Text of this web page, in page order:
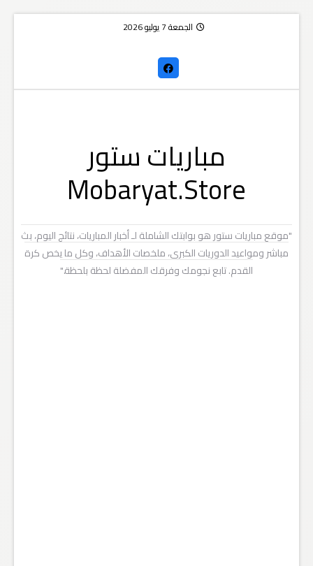
الجمعة 7 يوليو 2026
مباريات ستور
Mobaryat.Store
"موقع مباريات ستور هو بوابتك الشاملة لـ أخبار المباريات، نتائج اليوم، بث
مباشر ومواعيد الدوريات الكبرى، ملخصات الأهداف، وكل ما يخص كرة
القدم. تابع نجومك وفرقك المفضلة لحظة بلحظة."